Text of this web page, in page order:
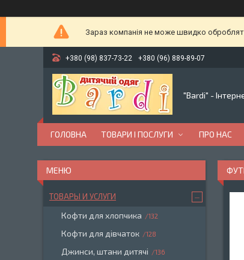
Зараз компанія не може швидко
+380 (98) 837-73-22 +380 (96) 889-89-07
"Bardi" -
ГОЛОВНА ТОВАРИ І ПОСЛУГИ ПРО НАС
ТОВАРЫ И УСЛУГИ
Кофти для хлопчика 132
Кофти для дівчаток 128
Джинси, штани дитячі 136